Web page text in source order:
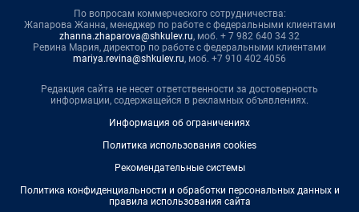
По вопросам коммерческого сотрудничества:
Жапарова Жанна, менеджер по работе с федеральными клиентами
zhanna.zhaparova@shkulev.ru, моб. + 7 982 640 34 32
Ревина Мария, директор по работе с федеральными клиентами
mariya.revina@shkulev.ru, моб. +7 910 402 4056
Редакция сайта не несет ответственности за достоверность
информации, содержащейся в рекламных объявлениях.
Информация об ограничениях
Политика использования cookies
Рекомендательные системы
Политика конфиденциальности и обработки персональных данных и
правила использования сайта